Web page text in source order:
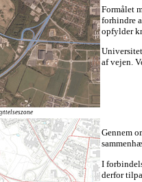
Formålet
forhindre
opfylder
af vejen.
Gennem
I
derfor